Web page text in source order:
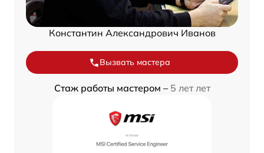
Константин Александрович Иванов
Вызвать мастера
Стаж работы мастером – 5 лет лет